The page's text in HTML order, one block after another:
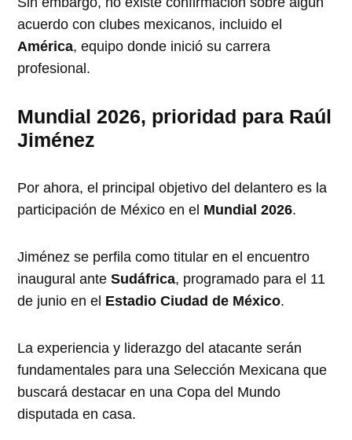
acuerdo con clubes mexicanos, incluido el
América, equipo donde inició su carrera
profesional.
Mundial 2026, prioridad para Raúl
Jiménez
Por ahora, el principal objetivo del delantero es la
participación de México en el Mundial 2026.
Jiménez se perfila como titular en el encuentro
inaugural anteSudáfrica, programado para el 11
de junio en el Estadio Ciudad de México.
La experiencia y liderazgo del atacante serán
fundamentales para una Selección Mexicana que
buscará destacar en una Copa del Mundo
disputada en casa.